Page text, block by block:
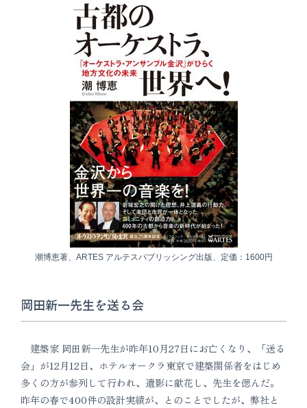
潮博恵著、ARTES アルテスパブリッシング出版、定価：1600円
岡田新一先生を送る会
建築家 岡田新一先生が昨年10月27日にお亡くなり、「送る
会」が12月12日、ホテルオークラ東京で建築関係者をはじめ
多くの方が参列して行われ、遺影に献花し、先生を偲んだ。
昨年の春で400件の設計実績が、とのことでしたが、弊社と